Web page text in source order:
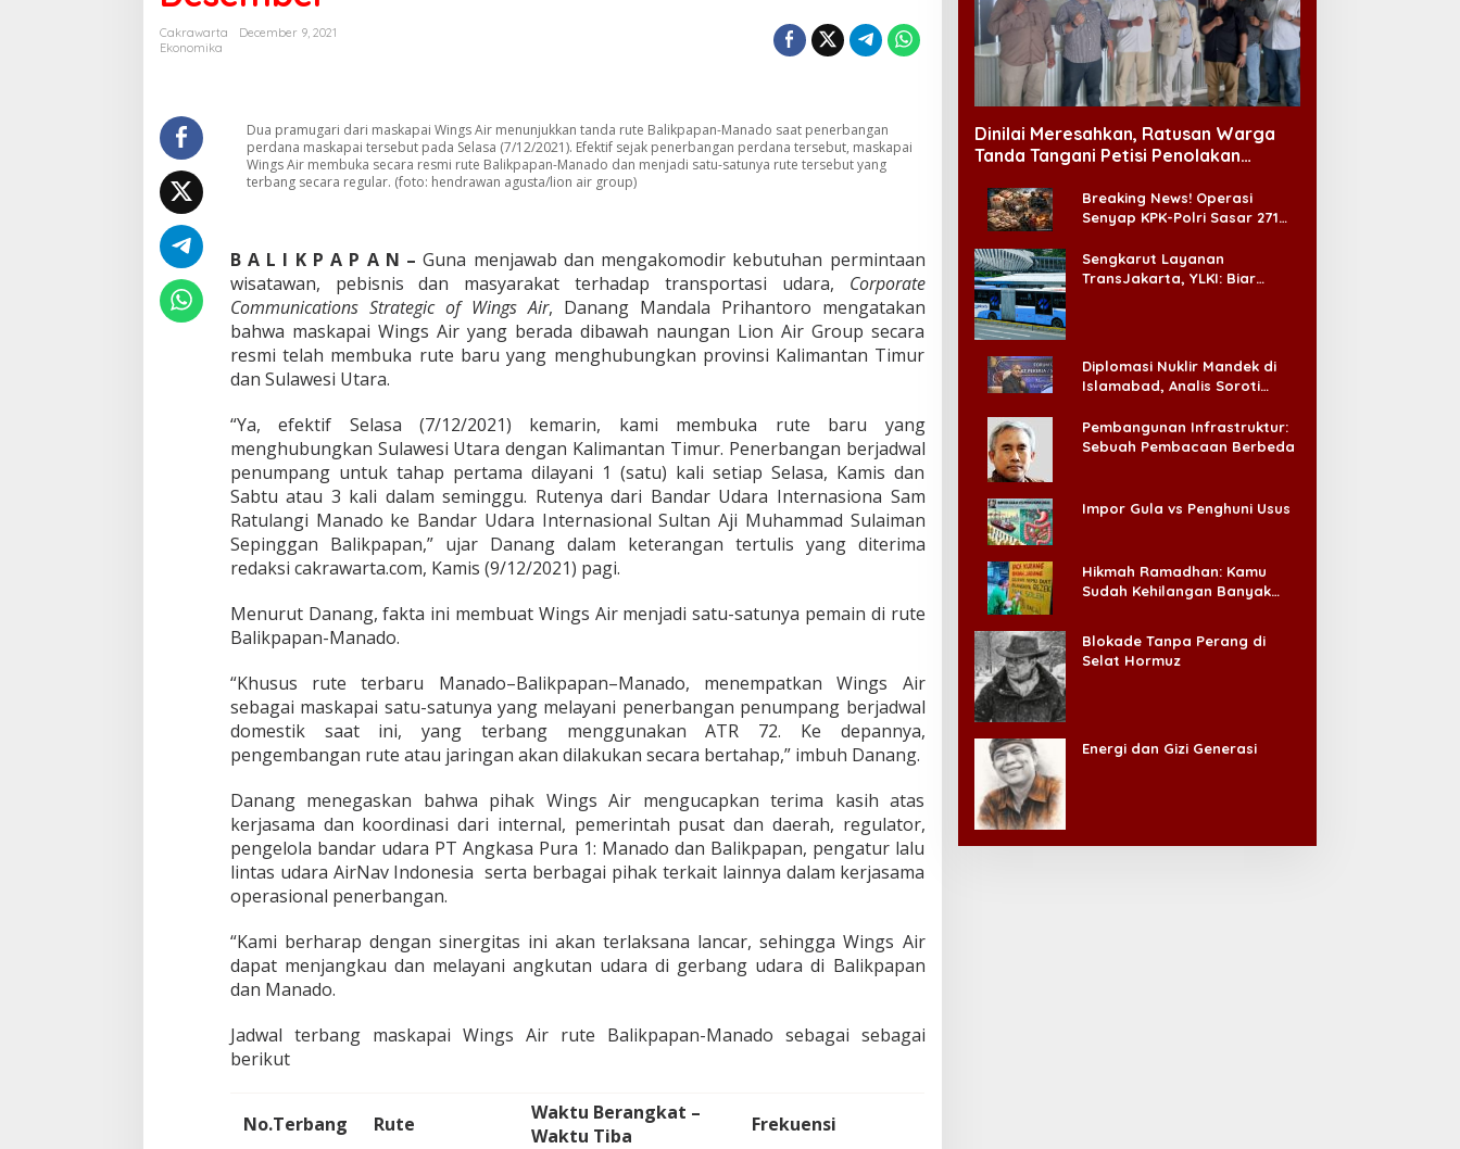
m
a
n
K
o
m
n
,
W
n
s
A
i
r
u
a
R
t
e
l
i
k
p
a
a
n
-
M
a
n
d
o
P
7
e
Cakrawarta
December 9, 2021
Ekonomika
Dua pramugari dari maskapai Wings Air menunjukkan tanda rute Balikpapan-Manado saat penerbangan
perdana maskapai tersebut pada Selasa (7/12/2021). Efektif sejak penerbangan perdana tersebut, maskapai
Wings Air membuka secara resmi rute Balikpapan-Manado dan menjadi satu-satunya rute tersebut yang
terbang secara regular. (foto: hendrawan agusta/lion air group)
B A L I K P A P A N –Guna menjawab dan mengakomodir kebutuhan permintaan
wisatawan, pebisnis dan masyarakat terhadap transportasi udara, Corporate
Communications Strategic of Wings Air, Danang Mandala Prihantoro mengatakan
bahwa maskapai Wings Air yang berada dibawah naungan Lion Air Group secara
resmi telah membuka rute baru yang menghubungkan provinsi Kalimantan Timur
dan Sulawesi Utara.
“Ya,efektif Selasa (7/12/2021) kemarin, kami membuka rute baru yang
menghubungkan Sulawesi Utara dengan Kalimantan Timur. Penerbangan berjadwal
penumpang untuk tahap pertama dilayani 1 (satu) kali setiap Selasa, Kamis dan
Sabtu atau 3 kali dalam seminggu. Rutenya dari Bandar Udara Internasiona Sam
Ratulangi Manado ke Bandar Udara Internasional Sultan Aji Muhammad Sulaiman
Sepinggan Balikpapan,” ujar Danang dalam keterangan tertulis yang diterima
redaksi cakrawarta.com, Kamis (9/12/2021) pagi.
Menurut Danang, fakta ini membuat Wings Air menjadi satu-satunya pemain di rute
Balikpapan-Manado.
“Khusus rute terbaru Manado–Balikpapan–Manado, menempatkan Wings Air
sebagai maskapai satu-satunya yang melayani penerbangan penumpang berjadwal
domestik saat ini, yang terbang menggunakan ATR 72. Ke depannya,
pengembangan rute atau jaringan akan dilakukan secara bertahap,” imbuh Danang.
Danang menegaskan bahwa pihak Wings Air mengucapkan terima kasih atas
kerjasama dan koordinasi dari internal, pemerintah pusat dan daerah, regulator,
pengelola bandar udara PT Angkasa Pura 1: Manado dan Balikpapan, pengatur lalu
lintas udara AirNav Indonesia serta berbagai pihak terkait lainnya dalam kerjasama
operasional penerbangan.
“Kami berharap dengan sinergitas ini akan terlaksana lancar, sehingga Wings Air
dapat menjangkau dan melayani angkutan udara di gerbang udara di Balikpapan
dan Manado.
Jadwal terbang maskapai Wings Air rute Balikpapan-Manado sebagai sebagai
berikut
No.Terbang Rute
Waktu Berangkat –
Waktu Tiba
Frekuensi
Dinilai Meresahkan, Ratusan Warga
Tanda Tangani Petisi Penolakan
Breaking News! Operasi
Senyap KPK-Polri Sasar 271
Ada ‘Badai Pemeriksaan’
Sengkarut Layanan
TransJakarta, YLKI: Biar
Diplomasi Nuklir Mandek di
Islamabad, Analis Soroti
Pembangunan Infrastruktur:
Sebuah Pembacaan Berbeda
Impor Gula vs Penghuni Usus
Hikmah Ramadhan: Kamu
Sudah Kehilangan Banyak
Blokade Tanpa Perang di
Selat Hormuz
Energi dan Gizi Generasi